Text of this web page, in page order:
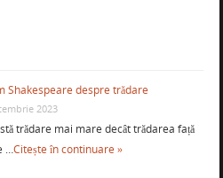
Shakespeare despre trădare
2023
trădare mai mare decât trădarea față
…Citește în continuare »